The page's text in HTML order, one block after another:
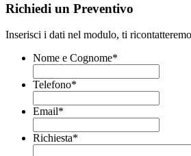
Richiedi un Preventivo
Inserisci i dati nel modulo, ti
Nome e Cognome*
Telefono*
Email*
Richiesta*